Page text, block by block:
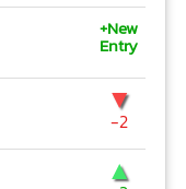
+New
Entry
▼
-2
▲